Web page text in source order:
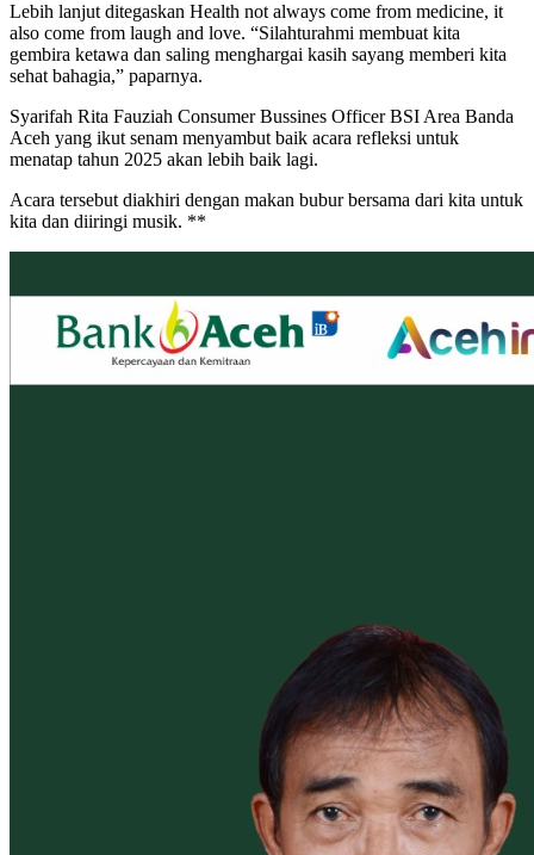
Lebih lanjut ditegaskan Health not always come from medicine, it
also come from laugh and love. “Silahturahmi membuat kita
gembira ketawa dan saling menghargai kasih sayang memberi kita
sehat bahagia,” paparnya.
Syarifah Rita Fauziah Consumer Bussines Officer BSI Area Banda
Aceh yang ikut senam menyambut baik acara refleksi untuk
menatap tahun 2025 akan lebih baik lagi.
Acara tersebut diakhiri dengan makan bubur bersama dari kita untuk
kita dan diiringi musik. **